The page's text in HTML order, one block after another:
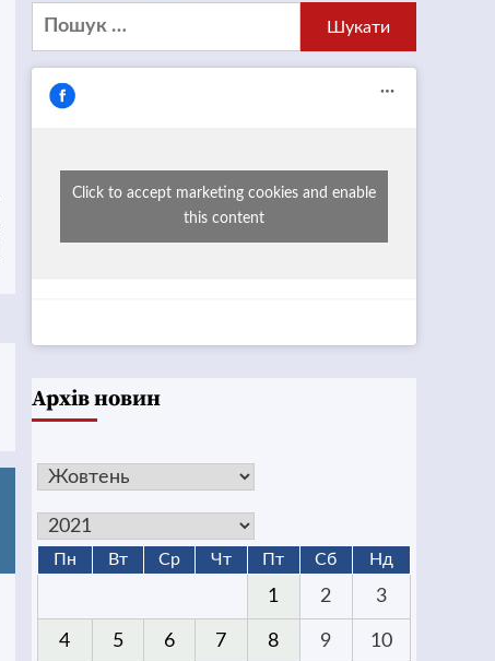
Пошук:
Click to accept marketing cookies and enable
this content
Архів новин
Пн Вт Ср Чт Пт Сб Нд
1 2 3
4 5 6 7 8 9 10